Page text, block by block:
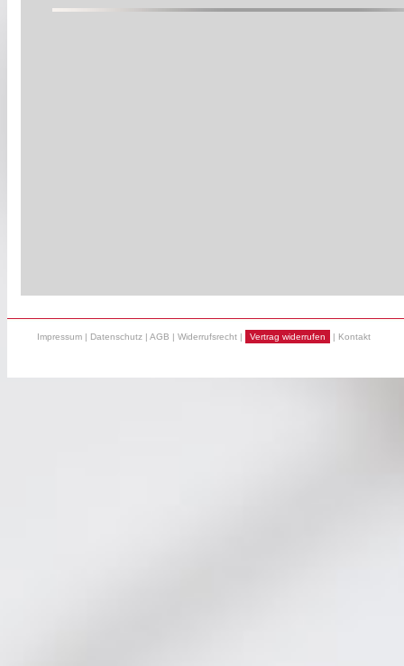
Impressum | Datenschutz | AGB | Widerrufsrecht | Vertrag widerrufen | Kontakt